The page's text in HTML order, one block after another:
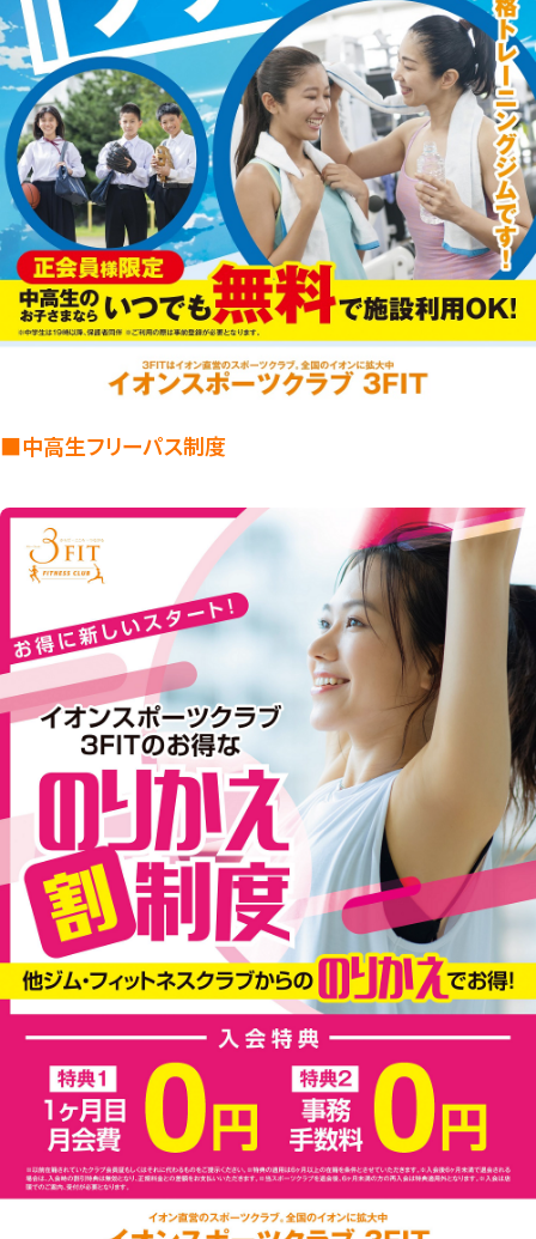
■中高生フリーパス制度